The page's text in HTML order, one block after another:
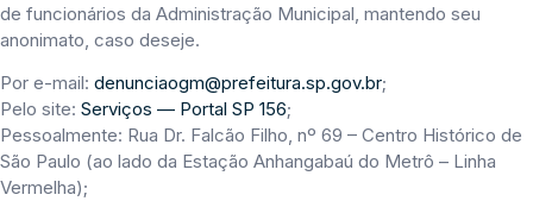
de funcionários da Administração Municipal, mantendo seu
anonimato, caso deseje.
Por e-mail: denunciaogm@prefeitura.sp.gov.br;
Pelo site: Serviços — Portal SP 156;
Pessoalmente: Rua Dr. Falcão Filho, nº 69 – Centro Histórico de
São Paulo (ao lado da Estação Anhangabaú do Metrô – Linha
Vermelha);